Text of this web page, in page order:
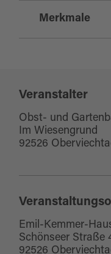
Merkmale
Veranstalter
Obst- und
Im Wiesengrund
92526
Emil-Kemmer-
Schönseer Straße
92526